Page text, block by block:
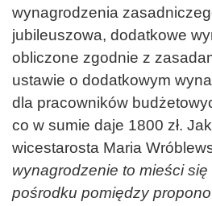
wynagrodzenia
jubileuszowa, dodatkowe
obliczone zgodnie z
ustawie o dodatkowym
dla pracowników
co w sumie daje 1800 zł. Jak
wicestarosta Maria
wynagrodzenie to mieści
pośrodku pomiędzy